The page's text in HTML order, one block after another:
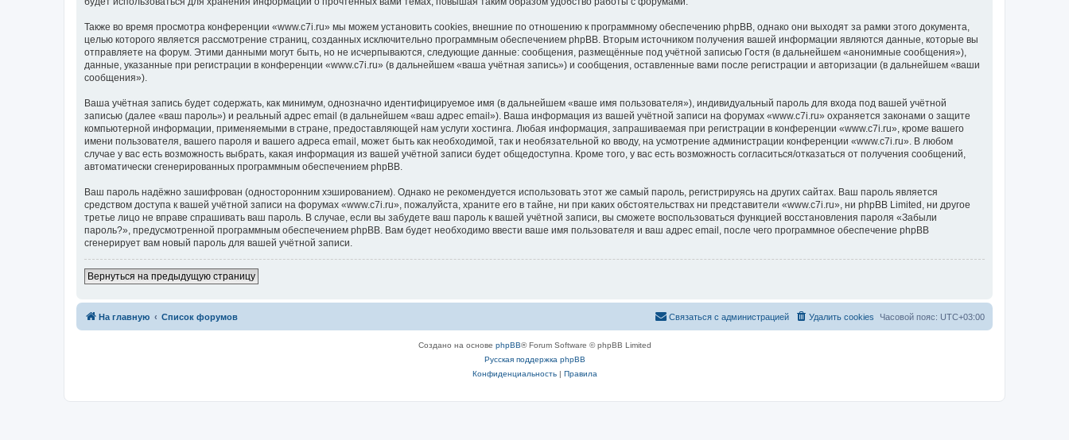
Также во время просмотра конференции «www.c7i.ru» мы можем установить cookies, внешние по отношению к программному обеспечению phpBB, однако они выходят за рамки этого документа,
целью которого является рассмотрение страниц, созданных исключительно программным обеспечением phpBB. Вторым источником получения вашей информации являются данные, которые вы
отправляете на форум. Этими данными могут быть, но не исчерпываются, следующие данные: сообщения, размещённые под учётной записью Гостя (в дальнейшем «анонимные сообщения»),
данные, указанные при регистрации в конференции «www.c7i.ru» (в дальнейшем «ваша учётная запись») и сообщения, оставленные вами после регистрации и авторизации (в дальнейшем «ваши
сообщения»).
Ваша учётная запись будет содержать, как минимум, однозначно идентифицируемое имя (в дальнейшем «ваше имя пользователя»), индивидуальный пароль для входа под вашей учётной
записью (далее «ваш пароль») и реальный адрес email (в дальнейшем «ваш адрес email»). Ваша информация из вашей учётной записи на форумах «www.c7i.ru» охраняется законами о защите
компьютерной информации, применяемыми в стране, предоставляющей нам услуги хостинга. Любая информация, запрашиваемая при регистрации в конференции «www.c7i.ru», кроме вашего
имени пользователя, вашего пароля и вашего адреса email, может быть как необходимой, так и необязательной ко вводу, на усмотрение администрации конференции «www.c7i.ru». В любом
случае у вас есть возможность выбрать, какая информация из вашей учётной записи будет общедоступна. Кроме того, у вас есть возможность согласиться/отказаться от получения сообщений,
автоматически сгенерированных программным обеспечением phpBB.
Ваш пароль надёжно зашифрован (односторонним хэшированием). Однако не рекомендуется использовать этот же самый пароль, регистрируясь на других сайтах. Ваш пароль является
средством доступа к вашей учётной записи на форумах «www.c7i.ru», пожалуйста, храните его в тайне, ни при каких обстоятельствах ни представители «www.c7i.ru», ни phpBB Limited, ни другое
третье лицо не вправе спрашивать ваш пароль. В случае, если вы забудете ваш пароль к вашей учётной записи, вы сможете воспользоваться функцией восстановления пароля «Забыли
пароль?», предусмотренной программным обеспечением phpBB. Вам будет необходимо ввести ваше имя пользователя и ваш адрес email, после чего программное обеспечение phpBB
сгенерирует вам новый пароль для вашей учётной записи.
Вернуться на предыдущую страницу
На главную Список форумов Часовой пояс: UTC+03:00
Удалить cookies
Связаться с администрацией
Создано на основе phpBB® Forum Software © phpBB Limited
Русская поддержка phpBB
Конфиденциальность| Правила